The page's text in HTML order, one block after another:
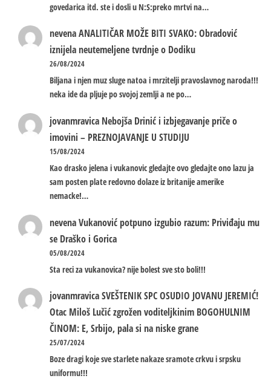
govedarica itd. ste i dosli u N:S:preko mrtvi na…
nevenaANALITIČAR MOŽE BITI SVAKO: Obradović
iznijela neutemeljene tvrdnje o Dodiku
26/08/2024
Biljana i njen muz sluge natoa i mrzitelji pravoslavnog naroda!!!
neka ide da pljuje po svojoj zemlji a ne po…
jovanmravica Nebojša Drinić i izbjegavanje priče o
imovini – PREZNOJAVANJE U STUDIJU
15/08/2024
Kao drasko jelena i vukanovic gledajte ovo gledajte ono lazu ja
sam posten plate redovno dolaze iz britanije amerike
nemacke!…
nevenaVukanović potpuno izgubio razum: Priviđaju mu
se Draško i Gorica
05/08/2024
Sta reci za vukanovica? nije bolest sve sto boli!!!
jovanmravicaSVEŠTENIK SPC OSUDIO JOVANU JEREMIĆ!
Otac Miloš Lučić zgrožen voditeljkinim BOGOHULNIM
ČINOM: E, Srbijo, pala si na niske grane
25/07/2024
Boze dragi koje sve starlete nakaze sramote crkvu i srpsku
uniformu!!!